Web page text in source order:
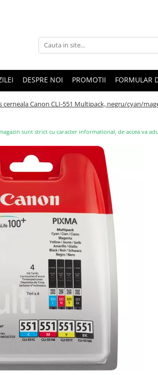
DESPRE NOI PROMOTII FORMULAR
cerneala Canon CLI-551 Multipack, negru/cyan/
sunt strict cu caracter informational, de accea va